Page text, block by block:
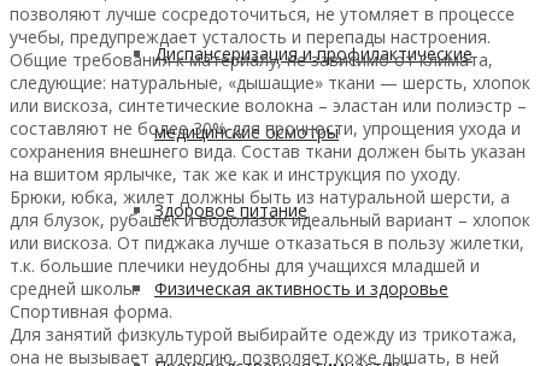
Диспансеризация и профилактические
медицинские осмотры
Здоровое питание
Физическая активность и здоровье
позволяют лучше сосредоточиться, не утомляет в процессе
учебы, предупреждает усталость и перепады настроения.
Общие требования к материалу, не зависимо от климата,
следующие: натуральные, «дышащие» ткани — шерсть, хлопок
или вискоза, синтетические волокна – эластан или полиэстр –
составляют не более 30% для прочности, упрощения ухода и
сохранения внешнего вида. Состав ткани должен быть указан
на вшитом ярлычке, так же как и инструкция по уходу.
Брюки, юбка, жилет должны быть из натуральной шерсти, а
для блузок, рубашек и водолазок идеальный вариант – хлопок
или вискоза. От пиджака лучше отказаться в пользу жилетки,
т.к. большие плечики неудобны для учащихся младшей и
средней школы.
Спортивная форма.
Для занятий физкультурой выбирайте одежду из трикотажа,
она не вызывает аллергию, позволяет коже дышать, в ней